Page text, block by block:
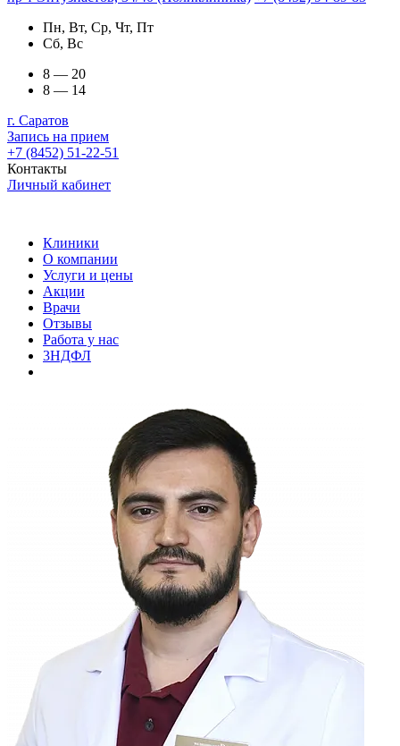
Пн, Вт, Ср, Чт, Пт
Сб, Вс
8 — 20
8 — 14
г. Саратов
Запись на прием
+7 (8452) 51-22-51
Контакты
Личный кабинет
Клиники
О компании
Услуги и цены
Акции
Врачи
Отзывы
Работа у нас
3НДФЛ